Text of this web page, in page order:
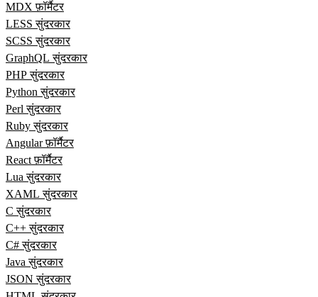
MDX फ़ॉर्मैटर
LESS सुंदरकार
SCSS सुंदरकार
GraphQL सुंदरकार
PHP सुंदरकार
Python सुंदरकार
Perl सुंदरकार
Ruby सुंदरकार
Angular फ़ॉर्मैटर
React फ़ॉर्मैटर
Lua सुंदरकार
XAML सुंदरकार
C सुंदरकार
C++ सुंदरकार
C# सुंदरकार
Java सुंदरकार
JSON सुंदरकार